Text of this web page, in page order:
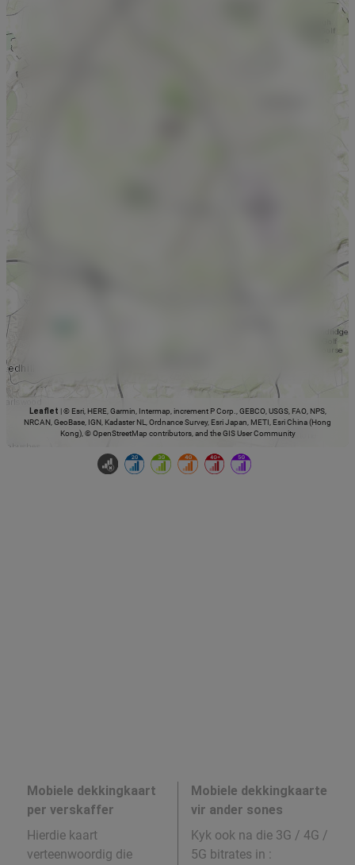
Leaflet |© Esri, HERE, Garmin, Intermap, increment P Corp., GEBCO, USGS, FAO, NPS,
NRCAN, GeoBase, IGN, Kadaster NL, Ordnance Survey, Esri Japan, METI, Esri China (Hong
Kong), © OpenStreetMap contributors, and the GIS User Community
Mobiele dekkingkaart
per verskaffer
Hierdie kaart
verteenwoordig die
Mobiele dekkingkaarte
vir ander sones
Kyk ook na die 3G / 4G /
5G bitrates in :